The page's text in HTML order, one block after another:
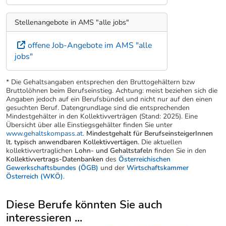
Stellenangebote in AMS "alle jobs"
offene Job-Angebote im AMS "alle
jobs"
* Die Gehaltsangaben entsprechen den Bruttogehältern bzw
Bruttolöhnen beim Berufseinstieg. Achtung: meist beziehen sich die
Angaben jedoch auf ein Berufsbündel und nicht nur auf den einen
gesuchten Beruf. Datengrundlage sind die entsprechenden
Mindestgehälter in den Kollektivverträgen (Stand: 2025). Eine
Übersicht über alle Einstiegsgehälter finden Sie unter
www.gehaltskompass.at. Mindestgehalt für BerufseinsteigerInnen
lt. typisch anwendbaren Kollektivvertägen. Die aktuellen
kollektivvertraglichen Lohn- und Gehaltstafeln finden Sie in den
Kollektivvertrags-Datenbanken des Österreichischen
Gewerkschaftsbundes (ÖGB) und der Wirtschaftskammer
Österreich (WKÖ).
Diese Berufe könnten Sie auch
interessieren ...